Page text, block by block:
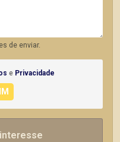
de enviar.
e Privacidade